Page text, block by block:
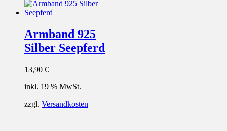
Armband 925
Silber Seepferd
13,90 €
inkl. 19 % MwSt.
zzgl. Versandkosten